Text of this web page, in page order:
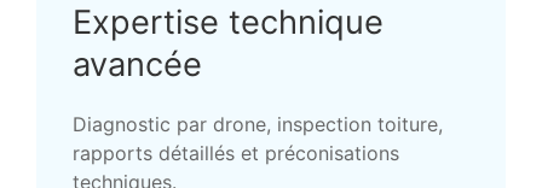
Expertise technique
avancée
Diagnostic par drone, inspection toiture,
rapports détaillés et préconisations
techniques.